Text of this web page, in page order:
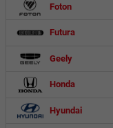
Foton
Futura
Geely
Honda
Hyundai